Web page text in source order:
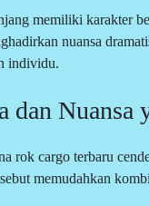
memiliki karakter
nuansa
individu.
dan Nuansa
rok cargo terbaru
memudahkan